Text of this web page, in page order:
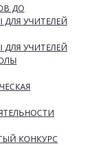
ДО
УЧИТЕЛЕЙ
УЧИТЕЛЕЙ
КОНКУРС